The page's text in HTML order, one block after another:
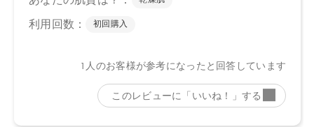
●パッケージのリニューアル等の理由により、成分・処方が記載と
異なる場合がございます。